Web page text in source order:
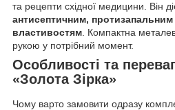
та рецепти східної медицини. Він
антисептичним, протизапальним
властивостям. Компактна
рукою у потрібний момент.
Особливості та
«Золота Зірка»
Чому варто замовити одразу